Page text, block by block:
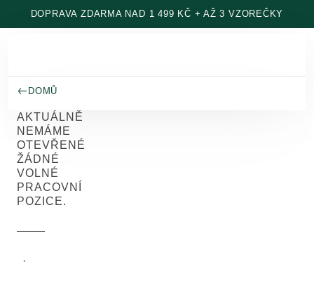
Přeskočit na hlavní obsah
DOPRAVA ZDARMA NAD 1 499 KČ + AŽ 3 VZOREČKY
DOMŮ
AKTUÁLNĚ
NEMÁME
OTEVŘENÉ
ŽÁDNÉ
VOLNÉ
PRACOVNÍ
POZICE.
·